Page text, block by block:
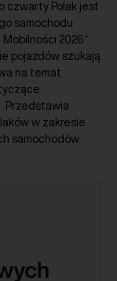
czwarty Polak jest
samochodu
2026″
pojazdów szukają
na temat
Przedstawia
w zakresie
samochodów